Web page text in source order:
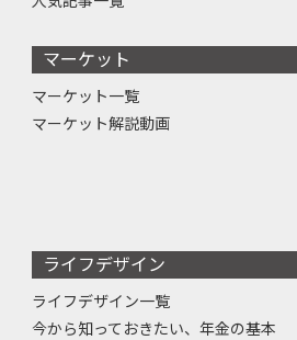
マーケット
マーケット一覧
マーケット解説動画
ライフデザイン
ライフデザイン一覧
今から知っておきたい、年金の基本